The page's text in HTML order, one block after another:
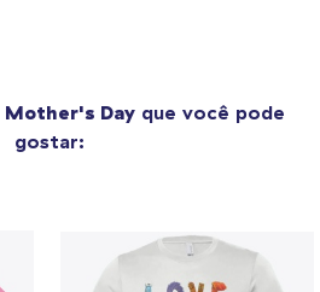
Mother's Dayque você pode
gostar: